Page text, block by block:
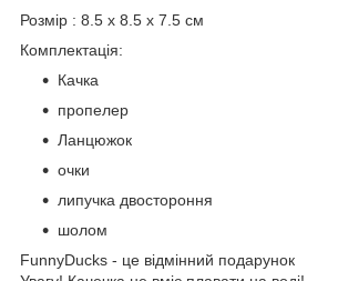
Розмір : 8.5 x 8.5 x 7.5 см
Комплектація:
Качка
пропелер
Ланцюжок
очки
липучка двостороння
шолом
FunnyDucks - це відмінний подарунок